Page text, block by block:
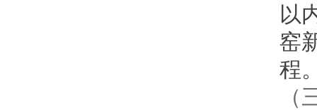
以
窑
程